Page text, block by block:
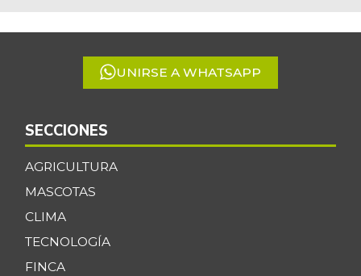
5
UNIRSE A WHATSAPP
SECCIONES
AGRICULTURA
MASCOTAS
CLIMA
TECNOLOGÍA
FINCA